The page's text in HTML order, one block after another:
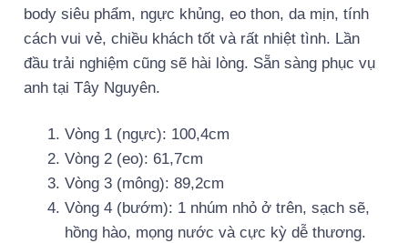
body siêu phẩm, ngực khủng, eo thon, da mịn, tính
cách vui vẻ, chiều khách tốt và rất nhiệt tình. Lần
đầu trải nghiệm cũng sẽ hài lòng. Sẵn sàng phục vụ
anh tại Tây Nguyên.
Vòng 1 (ngực): 100,4cm
Vòng 2 (eo): 61,7cm
Vòng 3 (mông): 89,2cm
Vòng 4 (bướm): 1 nhúm nhỏ ở trên, sạch sẽ,
hồng hào, mọng nước và cực kỳ dễ thương.